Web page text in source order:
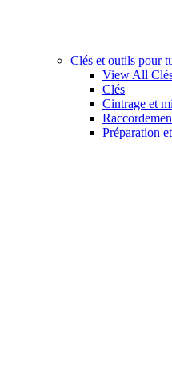
Clés et outils pour
View All
Clés
Cintrage et
Préparation